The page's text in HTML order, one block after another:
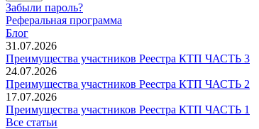
Забыли пароль?
Реферальная программа
Блог
31.07.2026
Преимущества участников Реестра КТП ЧАСТЬ 3
24.07.2026
Преимущества участников Реестра КТП ЧАСТЬ 2
17.07.2026
Преимущества участников Реестра КТП ЧАСТЬ 1
Все статьи